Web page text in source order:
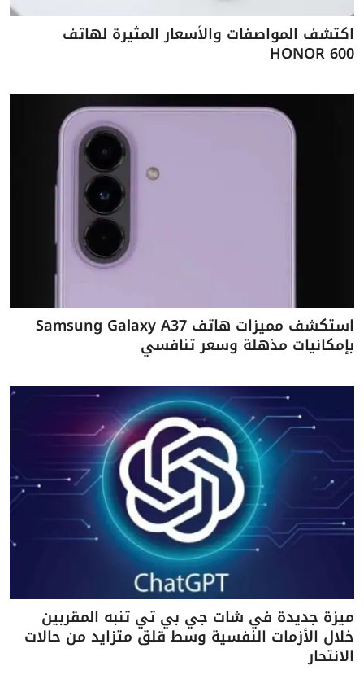
اكتشف المواصفات والأسعار المثيرة لهاتف
HONOR 600
استكشف مميزات هاتف Samsung Galaxy A37
بإمكانيات مذهلة وسعر تنافسي
ميزة جديدة في شات جي بي تي تنبه المقربين
خلال الأزمات النفسية وسط قلق متزايد من حالات
الانتحار